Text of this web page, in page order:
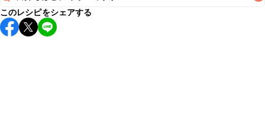
保存期間は冷蔵で当日中が目安です。なるべくお早めにお召
し上がりください。
このレシピをシェアする